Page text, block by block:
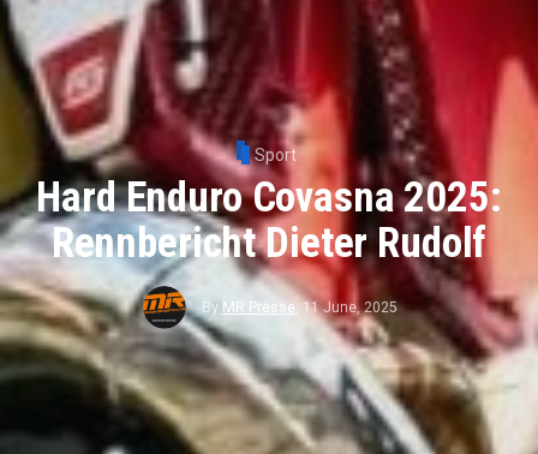
Sport
Hard Enduro Covasna 2025:
Rennbericht Dieter Rudolf
By MR Presse, 11 June, 2025